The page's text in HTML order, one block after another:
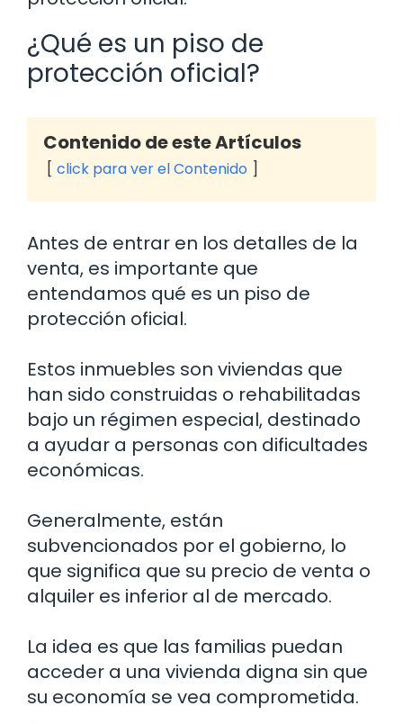
¿Qué es un piso de
protección oficial?
Contenido de este Artículos
click para ver el Contenido
Antes de entrar en los detalles de la
venta, es importante que
entendamos qué es un piso de
protección oficial.
Estos inmuebles son viviendas que
han sido construidas o rehabilitadas
bajo un régimen especial, destinado
a ayudar a personas con dificultades
económicas.
Generalmente, están
subvencionados por el gobierno, lo
que significa que su precio de venta o
alquiler es inferior al de mercado.
La idea es que las familias puedan
acceder a una vivienda digna sin que
su economía se vea comprometida.